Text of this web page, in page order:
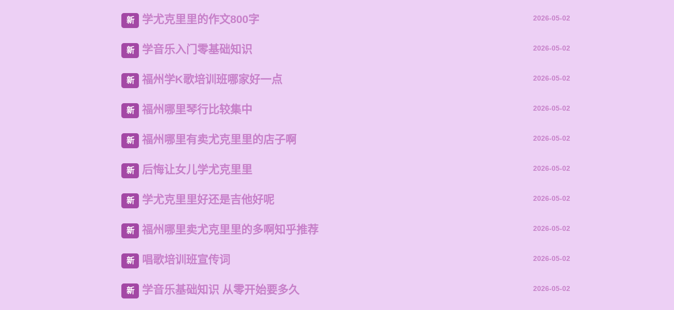
新 学尤克里里的作文800字 2026-05-02
新 学音乐入门零基础知识 2026-05-02
新 福州学K歌培训班哪家好一点 2026-05-02
新 福州哪里琴行比较集中 2026-05-02
新 福州哪里有卖尤克里里的店子啊 2026-05-02
新 后悔让女儿学尤克里里 2026-05-02
新 学尤克里里好还是吉他好呢 2026-05-02
新 福州哪里卖尤克里里的多啊知乎推荐 2026-05-02
新 唱歌培训班宣传词 2026-05-02
新 学音乐基础知识 从零开始要多久 2026-05-02